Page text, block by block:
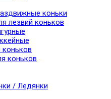
коньки
лезвий коньков
коньков
/ Ледянки